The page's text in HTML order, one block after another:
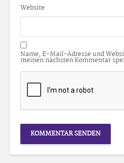
Website
Name, E-Mail-Adresse und
meinen nächsten Kommentar